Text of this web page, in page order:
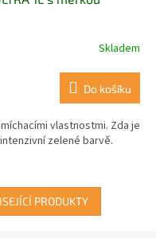
Skladem
Do košíku
vlastnostmi. Zda je
zelené barvě.
PRODUKTY